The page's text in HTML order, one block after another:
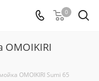
0
OMOIKIRI
OMOIKIRI Sumi 65